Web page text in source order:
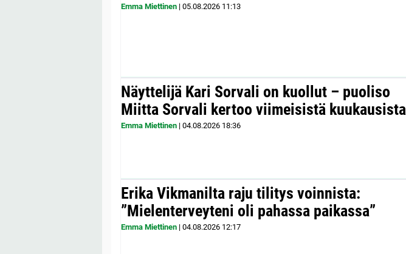
Emma Miettinen | 05.08.2026 11:13
Näyttelijä Kari Sorvali on kuollut – puoliso
Miitta Sorvali kertoo viimeisistä kuukausista
Emma Miettinen | 04.08.2026 18:36
Erika Vikmanilta raju tilitys voinnista:
”Mielenterveyteni oli pahassa paikassa”
Emma Miettinen | 04.08.2026 12:17